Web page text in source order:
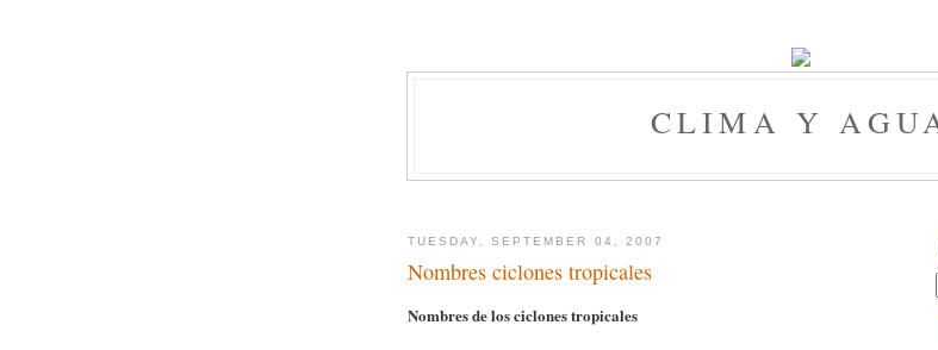
CLIMA Y
TUESDAY, SEPTEMBER 04, 2007
Nombres ciclones tropicales
Nombres de los ciclones tropicales